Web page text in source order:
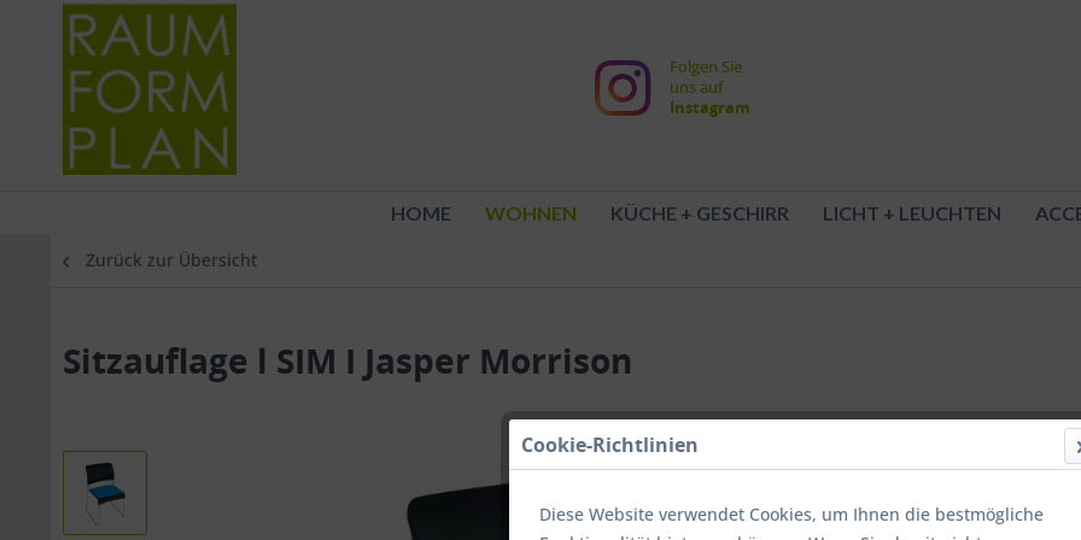
Folgen Sie
uns auf
Instagram
HOME WOHNEN KÜCHE + GESCHIRR LICHT + LEUCHTEN
Zurück zur Übersicht
Sitzauflage l SIM I Jasper Morrison
Cookie-Richtlinien
Diese Website verwendet Cookies, um Ihnen die bestmögliche